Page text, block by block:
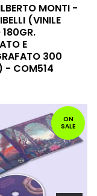
MONTI -
(VINILE
180GR.
E
300
- COM514
ON
SALE